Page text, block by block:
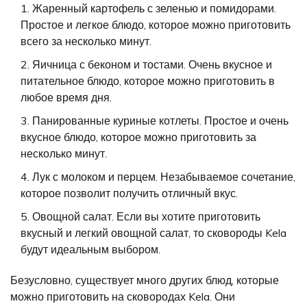
Жаренный картофель с зеленью и помидорами.
Простое и легкое блюдо, которое можно приготовить
всего за несколько минут.
Яичница с беконом и тостами. Очень вкусное и
питательное блюдо, которое можно приготовить в
любое время дня.
Панированные куриные котлеты. Простое и очень
вкусное блюдо, которое можно приготовить за
несколько минут.
Лук с молоком и перцем. Незабываемое сочетание,
которое позволит получить отличный вкус.
Овощной салат. Если вы хотите приготовить
вкусный и легкий овощной салат, то сковороды Kela
будут идеальным выбором.
Безусловно, существует много других блюд, которые
можно приготовить на сковородах Kela. Они